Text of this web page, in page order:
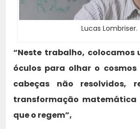
Lucas Lombriser.
“Neste trabalho, colocamos
óculos para olhar o cosmos
cabeças não resolvidos,
transformação matemática
que o regem”,